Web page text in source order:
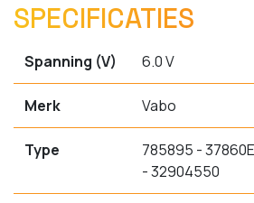
SPECIFICATIES
Spanning (V) 6.0 V
Merk Vabo
Type
785895 -
- 32904550